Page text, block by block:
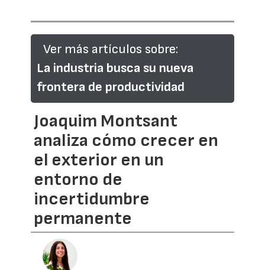
Ver más artículos sobre:
La industria busca su nueva
frontera de productividad
Joaquim Montsant
analiza cómo crecer en
el exterior en un
entorno de
incertidumbre
permanente